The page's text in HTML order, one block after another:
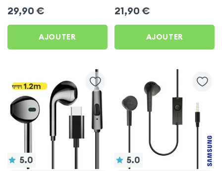
intra-auriculaires - Blanc
29,90 €
AJOUTER
d'autonomie, Son Stéréo,
Akashi - Blanc
21,90 €
AJOUTER
5.0 5.0